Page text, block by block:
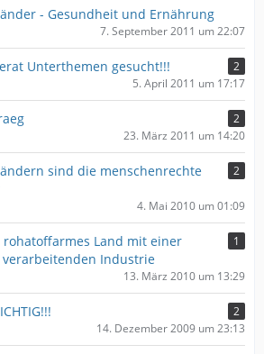
- Gesundheit und Ernährung
7. September 2011 um 22:07
Unterthemen gesucht!!!
2
5. April 2011 um 17:17
2
23. März 2011 um 14:20
sind die menschenrechte
2
4. Mai 2010 um 01:09
rohatoffarmes Land mit einer
Industrie
1
13. März 2010 um 13:29
2
14. Dezember 2009 um 23:13